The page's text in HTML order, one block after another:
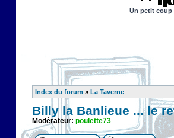
Un petit coup
Index du forum » La Taverne
Billy la Banlieue ... le
Modérateur: poulette73